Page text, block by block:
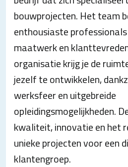
bouwprojecten. Het team
enthousiaste
maatwerk en
organisatie krijg je de
jezelf te ontwikkelen,
werksfeer en uitgebreide
opleidingsmogelijkheden.
kwaliteit, innovatie en het
unieke projecten voor een
klantengroep.